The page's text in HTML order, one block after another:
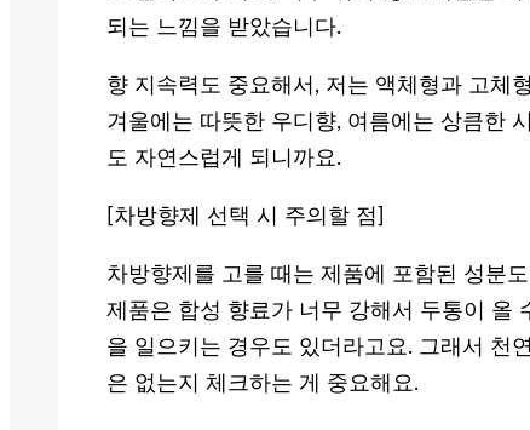
되는 느낌을 받았습니다.
향 지속력도 중요해서, 저는 액체형과 고체
겨울에는 따뜻한 우디향, 여름에는 상큼한
도 자연스럽게 되니까요.
[차방향제 선택 시 주의할 점]
차방향제를 고를 때는 제품에 포함된 성분
제품은 합성 향료가 너무 강해서 두통이 올
을 일으키는 경우도 있더라고요. 그래서 천
은 없는지 체크하는 게 중요해요.